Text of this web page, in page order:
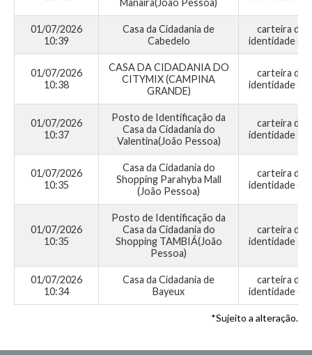
Manaíra(João Pessoa)
01/07/2026
10:39
Casa da Cidadania de
Cabedelo
carteira de
identidade
01/07/2026
10:38
CASA DA CIDADANIA DO
CITYMIX (CAMPINA
GRANDE)
carteira de
identidade
01/07/2026
10:37
Posto de Identificação da
Casa da Cidadania do
Valentina(João Pessoa)
carteira de
identidade
01/07/2026
10:35
Casa da Cidadania do
Shopping Parahyba Mall
(João Pessoa)
carteira de
identidade
01/07/2026
10:35
Posto de Identificação da
Casa da Cidadania do
Shopping TAMBIÁ(João
Pessoa)
carteira de
identidade
01/07/2026
10:34
Casa da Cidadania de
Bayeux
carteira de
identidade
*Sujeito a alteração.